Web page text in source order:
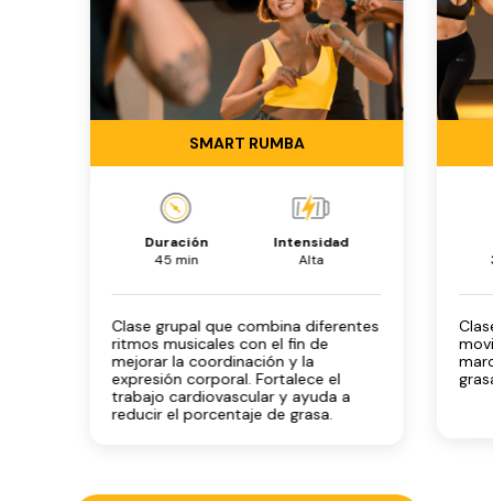
SMART RUMBA
Duración
45 min
Intensidad
Alta
Clase grupal que combina diferentes
ritmos musicales con el fin de
mejorar la coordinación y la
expresión corporal. Fortalece el
trabajo cardiovascular y ayuda a
reducir el porcentaje de grasa.